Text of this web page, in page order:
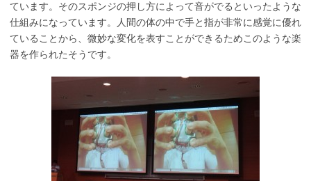
ています。そのスポンジの押し方によって音がでるといったような
仕組みになっています。人間の体の中で手と指が非常に感覚に優れ
ていることから、微妙な変化を表すことができるためこのような楽
器を作られたそうです。